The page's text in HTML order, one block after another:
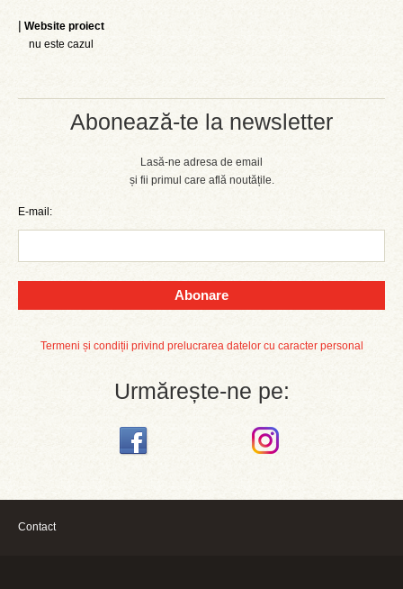
Abonează-te la newsletter
Lasă-ne adresa de email
și fii primul care află noutățile.
E-mail:
Abonare
Termeni și condiții privind prelucrarea datelor cu caracter personal
Urmărește-ne pe:
| Website proiect
nu este cazul
Contact